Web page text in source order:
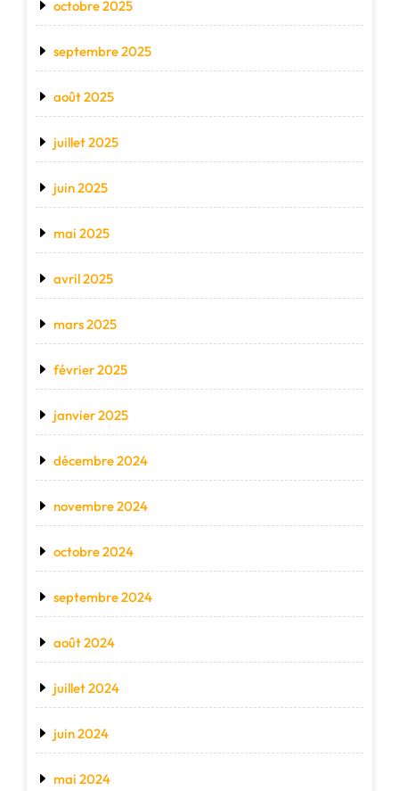
octobre 2025
septembre 2025
août 2025
juillet 2025
juin 2025
mai 2025
avril 2025
mars 2025
février 2025
janvier 2025
décembre 2024
novembre 2024
octobre 2024
septembre 2024
août 2024
juillet 2024
juin 2024
mai 2024